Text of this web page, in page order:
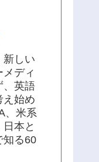
新しい
ディ
、英語
え始め
、米系
本と
知る60